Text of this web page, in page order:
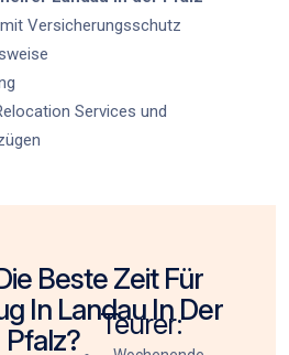
Versicherungsschutz
Services und
Beste Zeit Für
In Landau In Der
Pfalz? Teurer: